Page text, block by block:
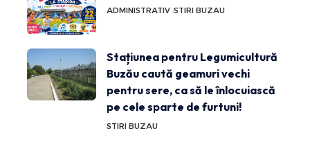
ADMINISTRATIV STIRI BUZAU
Stațiunea pentru Legumicultură
Buzău caută geamuri vechi
pentru sere, ca să le înlocuiască
pe cele sparte de furtuni!
STIRI BUZAU